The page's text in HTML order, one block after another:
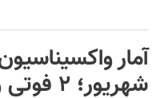
شهریور؛ ۲ فوتی و ۴۰ ابتلای جدید